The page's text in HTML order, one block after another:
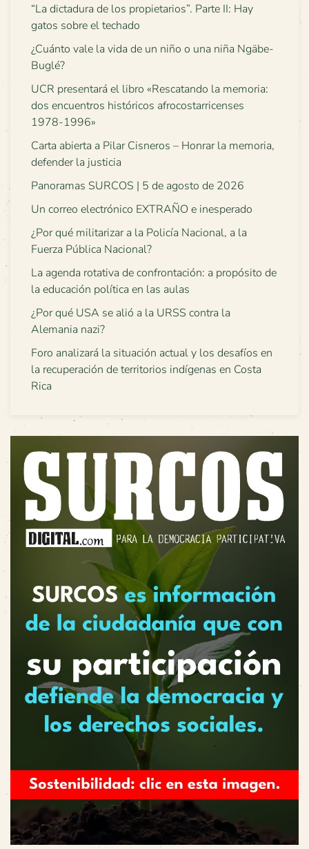
“La dictadura de los propietarios”. Parte II: Hay
gatos sobre el techado
¿Cuánto vale la vida de un niño o una niña Ngäbe-
Buglé?
UCR presentará el libro «Rescatando la memoria:
dos encuentros históricos afrocostarricenses
1978-1996»
Carta abierta a Pilar Cisneros – Honrar la memoria,
defender la justicia
Panoramas SURCOS | 5 de agosto de 2026
Un correo electrónico EXTRAÑO e inesperado
¿Por qué militarizar a la Policía Nacional, a la
Fuerza Pública Nacional?
La agenda rotativa de confrontación: a propósito de
la educación política en las aulas
¿Por qué USA se alió a la URSS contra la
Alemania nazi?
Foro analizará la situación actual y los desafíos en
la recuperación de territorios indígenas en Costa
Rica